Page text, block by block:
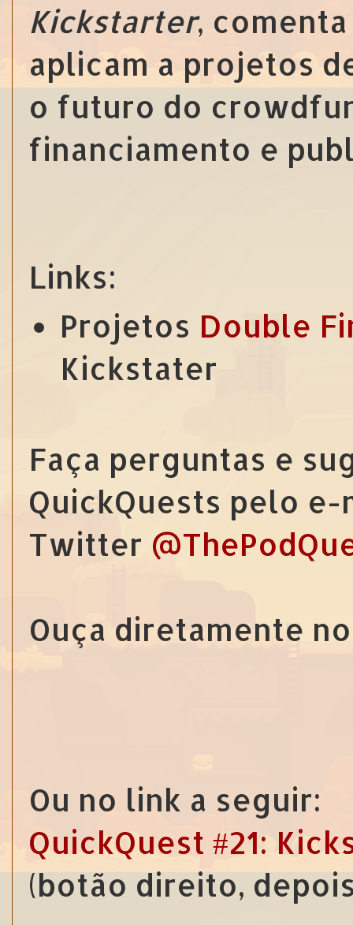
Kickstarter,
aplicam a projetos
o futuro do
financiamento e
Links:
Projetos Double
Kickstater
Faça perguntas e
QuickQuests pelo
Twitter
Ouça diretamente
Ou no link a seguir:
QuickQuest #21:
(botão direito,